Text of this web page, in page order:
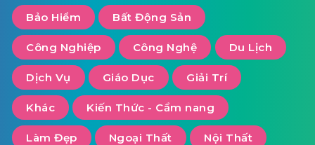
Bảo Hiểm Bất Động Sản
Công Nghiệp Công Nghệ Du Lịch
Dịch Vụ Giáo Dục Giải Trí
Khác Kiến Thức - Cẩm nang
Làm Đẹp Ngoại Thất Nội Thất